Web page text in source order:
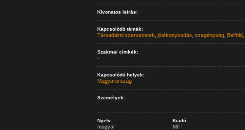
Kivonatos leírás:
Kapcsolódó témák:
Társadalmi szervezetek jótékonykodás szegénység, Belföld,
Szakmai címkék:
-
Kapcsolódó helyek:
Magyarország
Személyek:
-
Nyelv:
magyar
Kiadó:
MFI